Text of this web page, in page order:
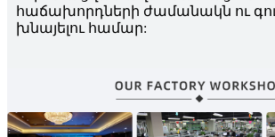
հաճախորդների ժամանակն ու
խնայելու համար: